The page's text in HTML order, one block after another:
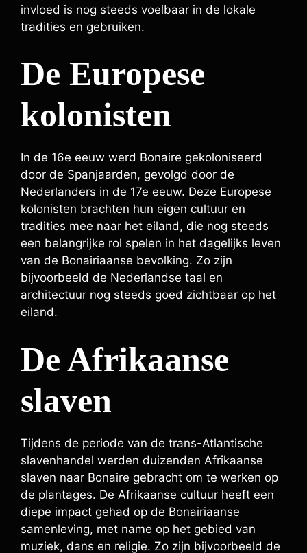
invloed is nog steeds voelbaar in de lokale
tradities en gebruiken.
De Europese
kolonisten
In de 16e eeuw werd Bonaire gekoloniseerd
door de Spanjaarden, gevolgd door de
Nederlanders in de 17e eeuw. Deze Europese
kolonisten brachten hun eigen cultuur en
tradities mee naar het eiland, die nog steeds
een belangrijke rol spelen in het dagelijks leven
van de Bonairiaanse bevolking. Zo zijn
bijvoorbeeld de Nederlandse taal en
architectuur nog steeds goed zichtbaar op het
eiland.
De Afrikaanse
slaven
Tijdens de periode van de trans-Atlantische
slavenhandel werden duizenden Afrikaanse
slaven naar Bonaire gebracht om te werken op
de plantages. De Afrikaanse cultuur heeft een
diepe impact gehad op de Bonairiaanse
samenleving, met name op het gebied van
muziek, dans en religie. Zo zijn bijvoorbeeld de